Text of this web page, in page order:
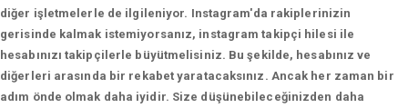
diğer işletmelerle de ilgileniyor. Instagram'da rakiplerinizin
gerisinde kalmak istemiyorsanız, instagram takipçi hilesi ile
hesabınızı takipçilerle büyütmelisiniz. Bu şekilde, hesabınız ve
diğerleri arasında bir rekabet yaratacaksınız. Ancak her zaman bir
adım önde olmak daha iyidir. Size düşünebileceğinizden daha